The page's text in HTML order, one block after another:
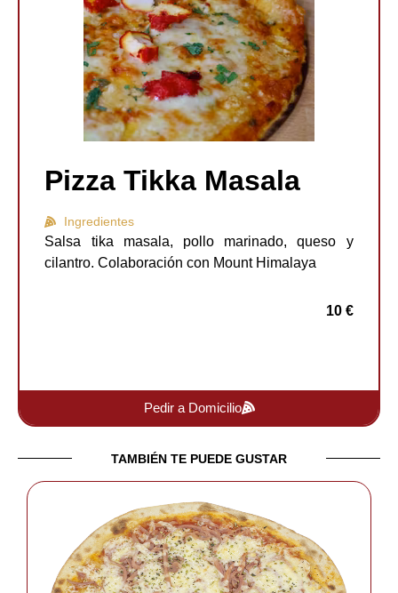
Pizza Tikka Masala
Ingredientes
Salsa tika masala, pollo marinado, queso y
cilantro. Colaboración con Mount Himalaya
10 €
Pedir a Domicilio
TAMBIÉN TE PUEDE GUSTAR